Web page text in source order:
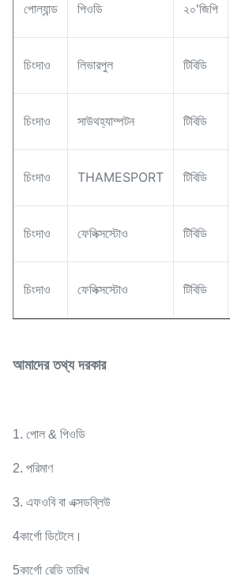
পোল্যান্ড পিওডি ২০'জিপি
চিংদাও লিভারপুল টিবিডি
চিংদাও সাউথহ্যাম্পটন টিবিডি
চিংদাও THAMESPORT টিবিডি
চিংদাও ফেলিক্সস্টোও টিবিডি
চিংদাও ফেলিক্সস্টোও টিবিডি
আমাদের তথ্য দরকার
1. পোল & পিওডি
2. পরিমাণ
3. এফওবি বা এক্সডব্লিউ
4কার্গো ডিটেলে।
5কার্গো রেডি তারিখ